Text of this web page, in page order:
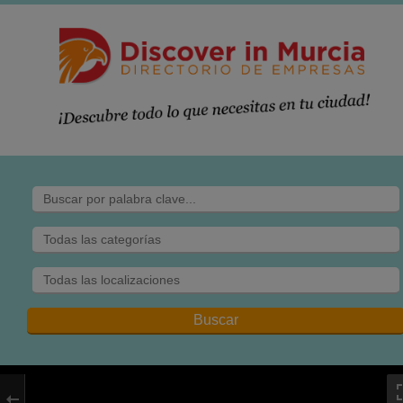
10 tienda de
antigüedades en
Bajo